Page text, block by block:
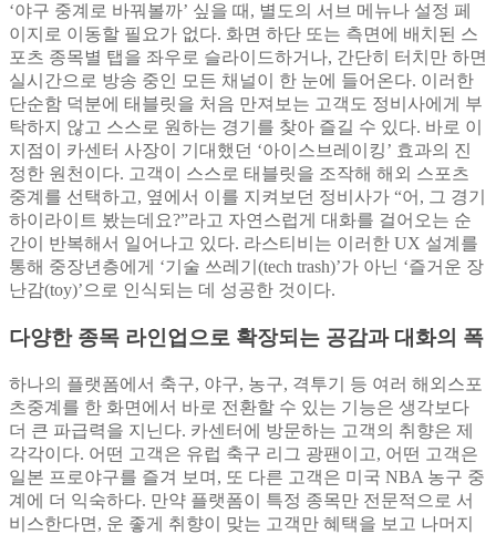
‘야구 중계로 바꿔볼까’ 싶을 때, 별도의 서브 메뉴나 설정 페
이지로 이동할 필요가 없다. 화면 하단 또는 측면에 배치된 스
포츠 종목별 탭을 좌우로 슬라이드하거나, 간단히 터치만 하면
실시간으로 방송 중인 모든 채널이 한 눈에 들어온다. 이러한
단순함 덕분에 태블릿을 처음 만져보는 고객도 정비사에게 부
탁하지 않고 스스로 원하는 경기를 찾아 즐길 수 있다. 바로 이
지점이 카센터 사장이 기대했던 ‘아이스브레이킹’ 효과의 진
정한 원천이다. 고객이 스스로 태블릿을 조작해 해외 스포츠
중계를 선택하고, 옆에서 이를 지켜보던 정비사가 “어, 그 경기
하이라이트 봤는데요?”라고 자연스럽게 대화를 걸어오는 순
간이 반복해서 일어나고 있다. 라스티비는 이러한 UX 설계를
통해 중장년층에게 ‘기술 쓰레기(tech trash)’가 아닌 ‘즐거운 장
난감(toy)’으로 인식되는 데 성공한 것이다.
다양한 종목 라인업으로 확장되는 공감과 대화의 폭
하나의 플랫폼에서 축구, 야구, 농구, 격투기 등 여러 해외스포
츠중계를 한 화면에서 바로 전환할 수 있는 기능은 생각보다
더 큰 파급력을 지닌다. 카센터에 방문하는 고객의 취향은 제
각각이다. 어떤 고객은 유럽 축구 리그 광팬이고, 어떤 고객은
일본 프로야구를 즐겨 보며, 또 다른 고객은 미국 NBA 농구 중
계에 더 익숙하다. 만약 플랫폼이 특정 종목만 전문적으로 서
비스한다면, 운 좋게 취향이 맞는 고객만 혜택을 보고 나머지